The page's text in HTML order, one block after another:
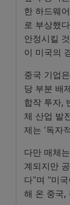
한 하드웨
로 부상했
안정시킬
이 미국의
중국 기업
당 부분 배
합작 투자,
체 산업 발
제는 ‘독자
다만 매체
계되지만
다”며 “미
해 온 중국,